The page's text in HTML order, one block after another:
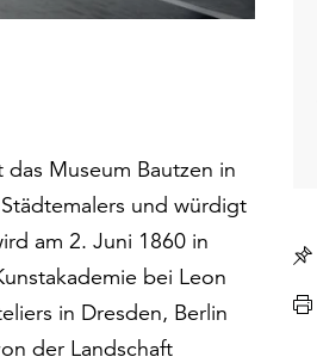
Museum Bautzen in
und würdigt
am 2. Juni 1860 in
bei Leon
in Dresden, Berlin
der Landschaft